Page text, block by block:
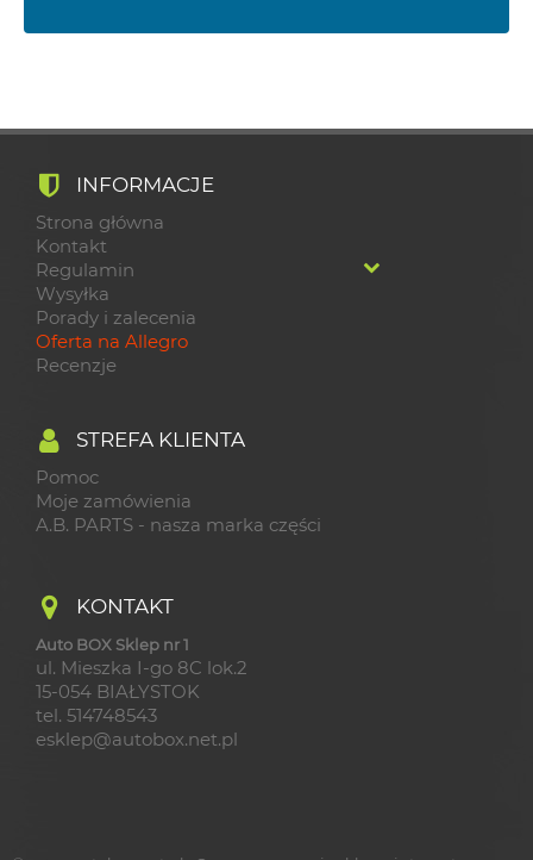
INFORMACJE
Strona główna
Kontakt
Regulamin
Wysyłka
Porady i zalecenia
Oferta na Allegro
Recenzje
STREFA KLIENTA
Pomoc
Moje zamówienia
A.B. PARTS - nasza marka części
KONTAKT
Auto BOX Sklep nr 1
ul. Mieszka I-go 8C lok.2
15-054 BIAŁYSTOK
tel. 514748543
esklep@autobox.net.pl